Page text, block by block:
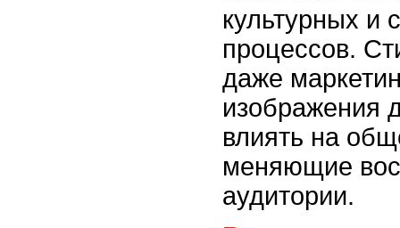
культурных и
процессов.
даже
изображения
влиять на
меняющие
аудитории.